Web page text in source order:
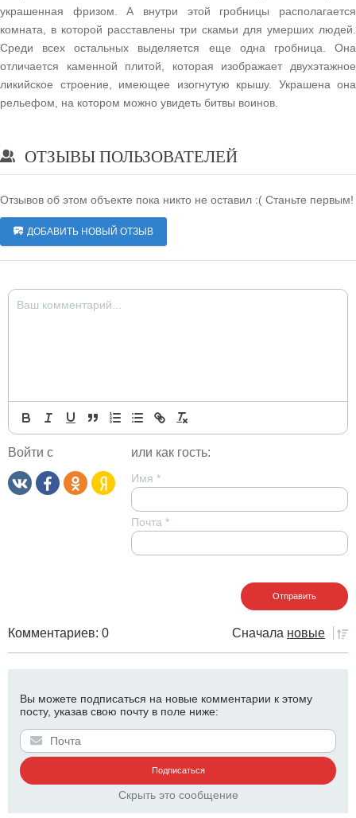
украшенная фризом. А внутри этой гробницы располагается
комната, в которой расставлены три скамьи для умерших людей.
Среди всех остальных выделяется еще одна гробница. Она
отличается каменной плитой, которая изображает двухэтажное
ликийское строение, имеющее изогнутую крышу. Украшена она
рельефом, на котором можно увидеть битвы воинов.
ОТЗЫВЫ ПОЛЬЗОВАТЕЛЕЙ
Отзывов об этом объекте пока никто не оставил :( Станьте первым!
ДОБАВИТЬ НОВЫЙ ОТЗЫВ
Войти с или как гость:
Имя *
Почта *
Комментариев: 0 Сначала новые
Вы можете подписаться на новые комментарии к этому
посту, указав свою почту в поле ниже:
Скрыть это сообщение